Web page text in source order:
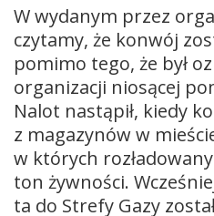
W wydanym przez
czytamy, że konwój
pomimo tego, że był
organizacji niosącej
Nalot nastąpił, kiedy
z magazynów w
w których
ton żywności.
ta do Strefy Gazy